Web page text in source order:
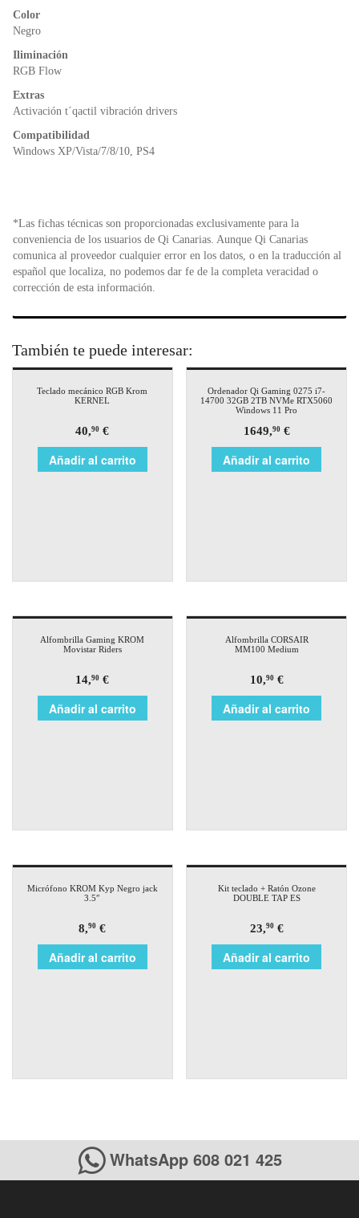
Color
Negro
Iliminación
RGB Flow
Extras
Activación t´qactil vibración drivers
Compatibilidad
Windows XP/Vista/7/8/10, PS4
*Las fichas técnicas son proporcionadas exclusivamente para la
conveniencia de los usuarios de Qi Canarias. Aunque Qi Canarias
comunica al proveedor cualquier error en los datos, o en la traducción al
español que localiza, no podemos dar fe de la completa veracidad o
corrección de esta información.
También te puede interesar:
Teclado mecánico RGB Krom
KERNEL
40,90 €
Añadir al carrito
Ordenador Qi Gaming 0275 i7-
14700 32GB 2TB NVMe RTX5060
Windows 11 Pro
1649,90€
Añadir al carrito
Alfombrilla Gaming KROM
Movistar Riders
14,90 €
Añadir al carrito
Alfombrilla CORSAIR
MM100 Medium
10,90€
Añadir al carrito
Micrófono KROM Kyp Negro jack
3.5″
8,90 €
Añadir al carrito
Kit teclado + Ratón Ozone
DOUBLE TAP ES
23,90€
Añadir al carrito
WhatsApp 608 021 425